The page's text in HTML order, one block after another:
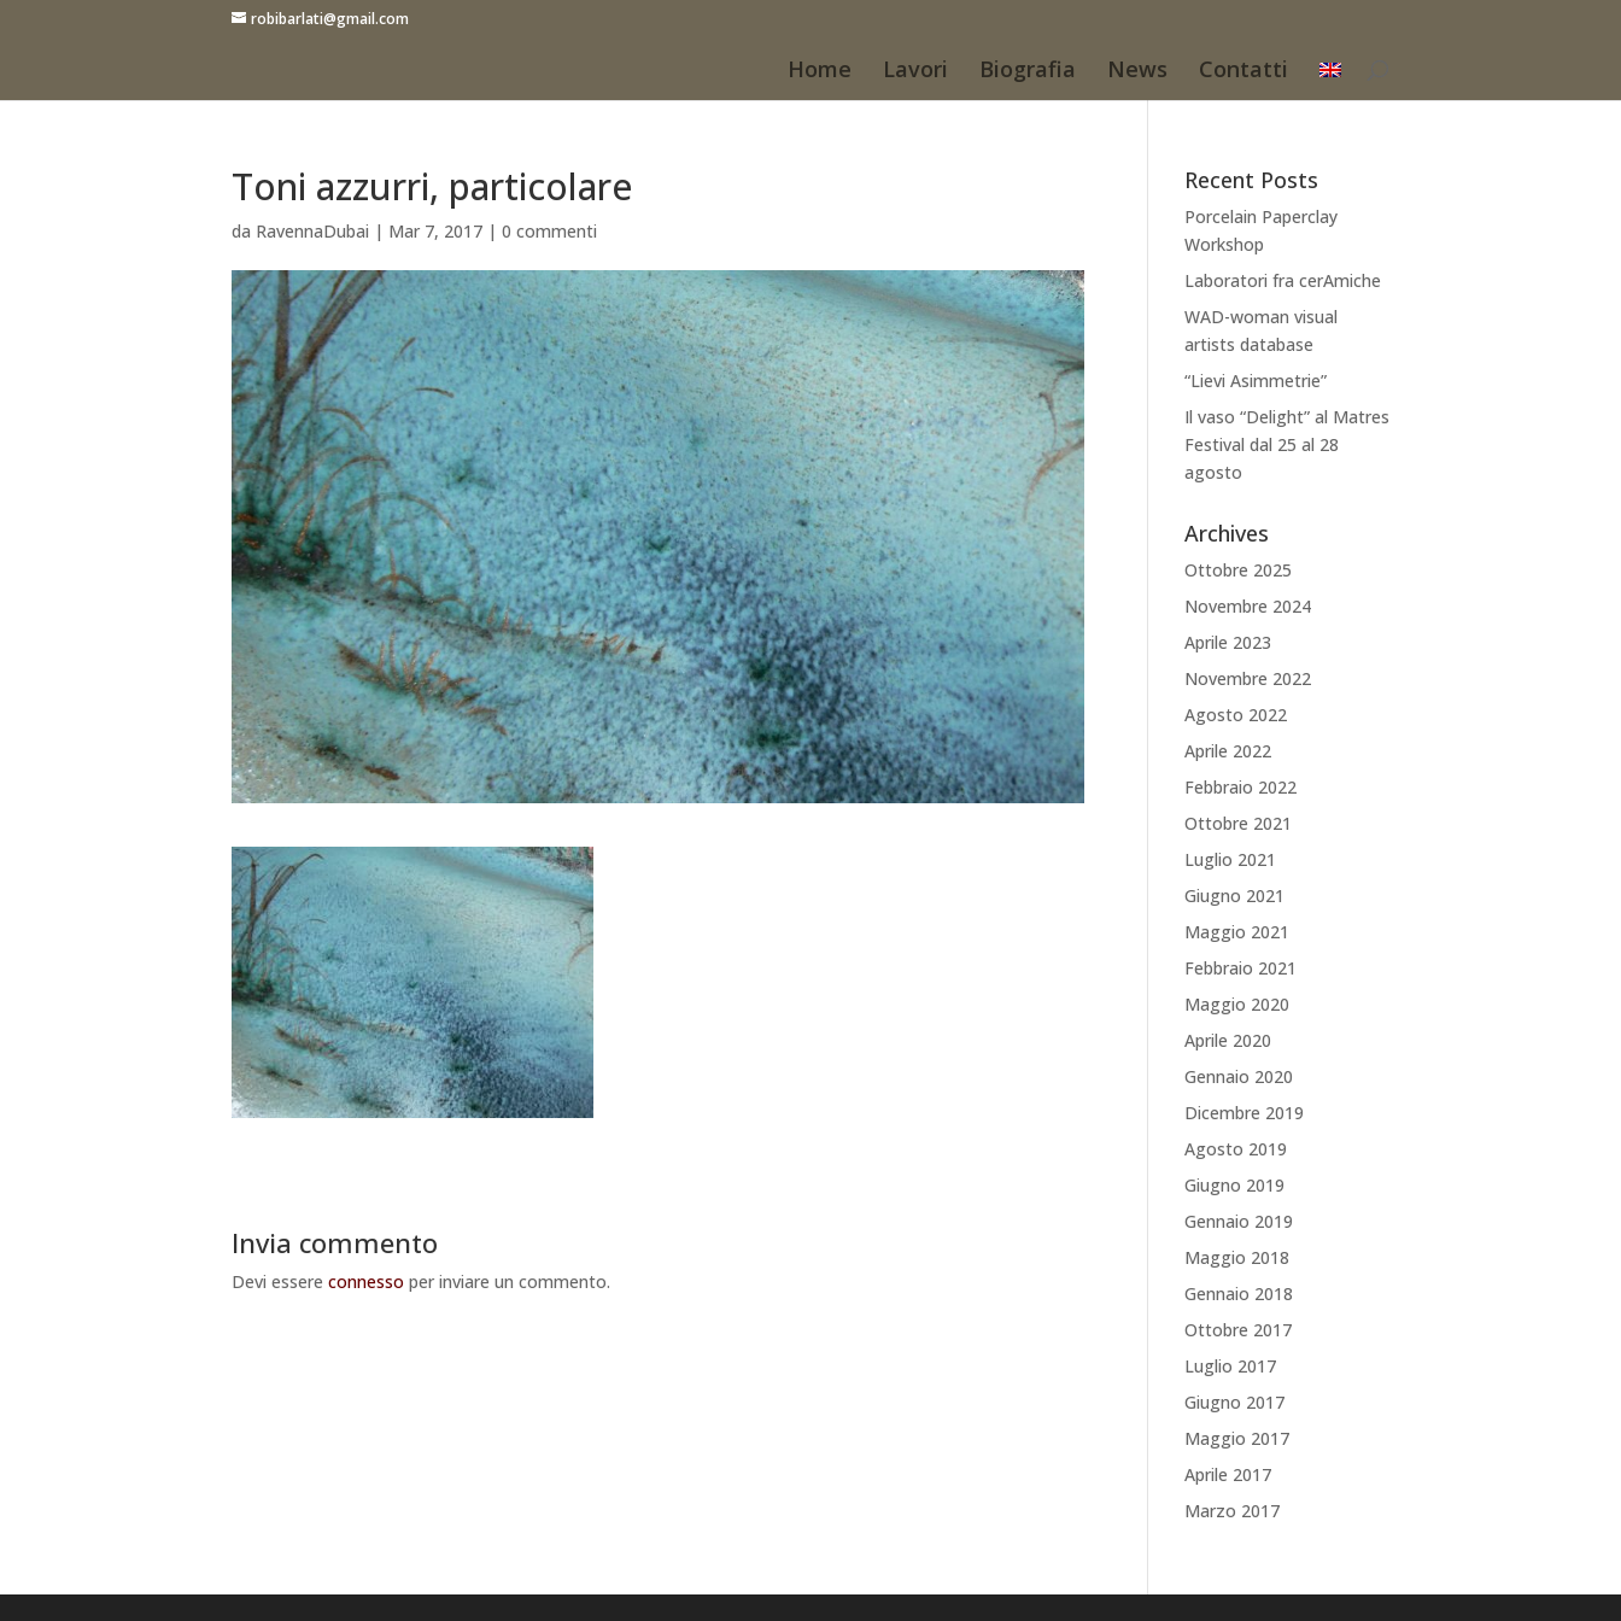
robibarlati@gmail.com
Home Lavori Biografia News Contatti
Toni azzurri, particolare
da RavennaDubai | Mar 7, 2017 | 0 commenti
Invia commento
Devi essere connesso per inviare un commento.
Recent Posts
Porcelain Paperclay
Workshop
Laboratori fra cerAmiche
WAD-woman visual
artists database
“Lievi Asimmetrie”
Il vaso “Delight” al Matres
Festival dal 25 al 28
agosto
Archives
Ottobre 2025
Novembre 2024
Aprile 2023
Novembre 2022
Agosto 2022
Aprile 2022
Febbraio 2022
Ottobre 2021
Luglio 2021
Giugno 2021
Maggio 2021
Febbraio 2021
Maggio 2020
Aprile 2020
Gennaio 2020
Dicembre 2019
Agosto 2019
Giugno 2019
Gennaio 2019
Maggio 2018
Gennaio 2018
Ottobre 2017
Luglio 2017
Giugno 2017
Maggio 2017
Aprile 2017
Marzo 2017